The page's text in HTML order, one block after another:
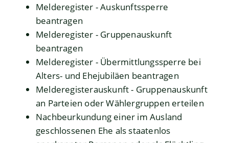
Melderegister - Auskunftssperre
beantragen
Melderegister - Gruppenauskunft
beantragen
Melderegister - Übermittlungssperre bei
Alters- und Ehejubiläen beantragen
Melderegisterauskunft - Gruppenauskunft
an Parteien oder Wählergruppen erteilen
Nachbeurkundung einer im Ausland
geschlossenen Ehe als staatenlos